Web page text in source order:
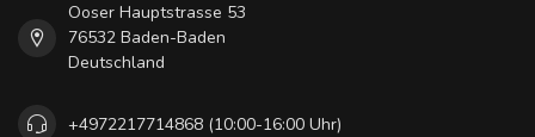
Ooser Hauptstrasse 53
76532 Baden-Baden
Deutschland
+4972217714868 (10:00-16:00 Uhr)